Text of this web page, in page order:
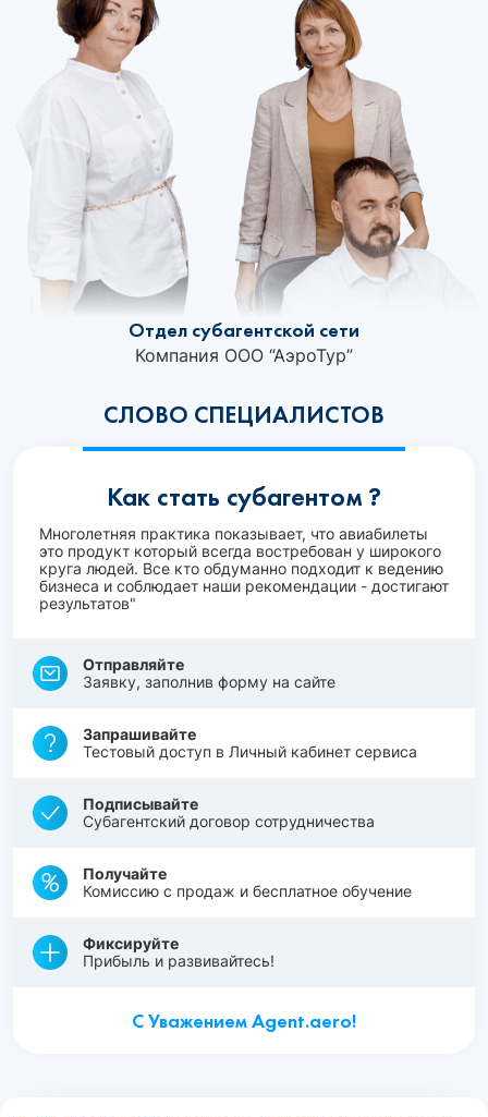
СЛОВО СПЕЦИАЛИСТОВ
Отдел субагентской сети
Компания ООО “АэроТур”
Как стать субагентом ?
Многолетняя практика показывает, что авиабилеты
это продукт который всегда востребован у широкого
круга людей. Все кто обдуманно подходит к ведению
бизнеса и соблюдает наши рекомендации - достигают
результатов"
Отправляйте
Заявку, заполнив форму на сайте
Запрашивайте
Тестовый доступ в Личный кабинет сервиса
Подписывайте
Субагентский договор сотрудничества
Получайте
Комиссию с продаж и бесплатное обучение
Фиксируйте
Прибыль и развивайтесь!
С Уважением Agent.aero!